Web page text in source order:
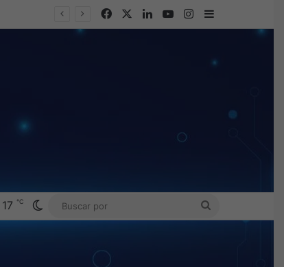
FacebookLinkedInYouTubeInstagram
Barra lateral
17 ℃ Switch skin
BUSCAR